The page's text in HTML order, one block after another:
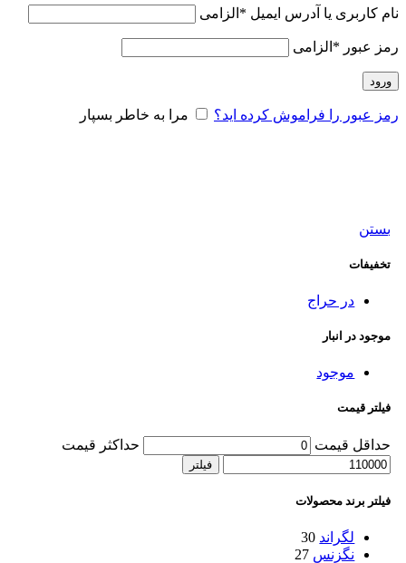
نام کاربری یا آدرس ایمیل * الزامی
رمز عبور * الزامی
ورود
رمز عبور را فراموش کرده اید؟ مرا به خاطر بسپار
بستن
تخفیفات
در حراج
موجود در انبار
موجود
فیلتر قیمت
حداقل قیمت حداکثر قیمت
فیلتر
فیلتر برند محصولات
لگراند 30
نگزنس 27